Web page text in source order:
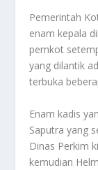
Pemerintah
enam kepala
pemkot
yang dilantik
terbuka
Enam kadis
Saputra yang
Dinas Perkim
kemudian